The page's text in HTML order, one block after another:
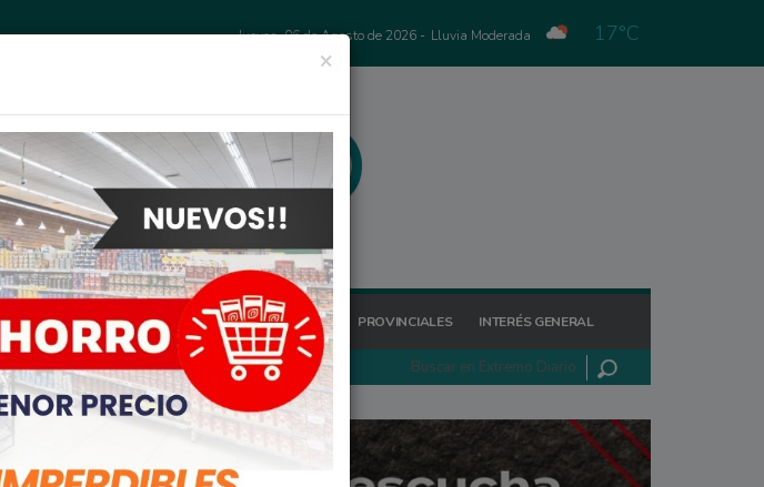
Jueves, 06 de Agosto de 2026 - Lluvia Moderada 17°C
GENERAL LAGOS POLICIALES REGIONALES PROVINCIALES INTERÉS GENERAL
×